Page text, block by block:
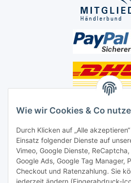
Wie wir Cookies & Co
Durch Klicken auf „Alle
Einsatz folgender Dienste auf
Vimeo, Google Dienste,
Google Ads, Google Tag Manager,
Checkout und Ratenzahlung. Sie
Social Media
Unsere Dienstleistungen
Lampenreparatur